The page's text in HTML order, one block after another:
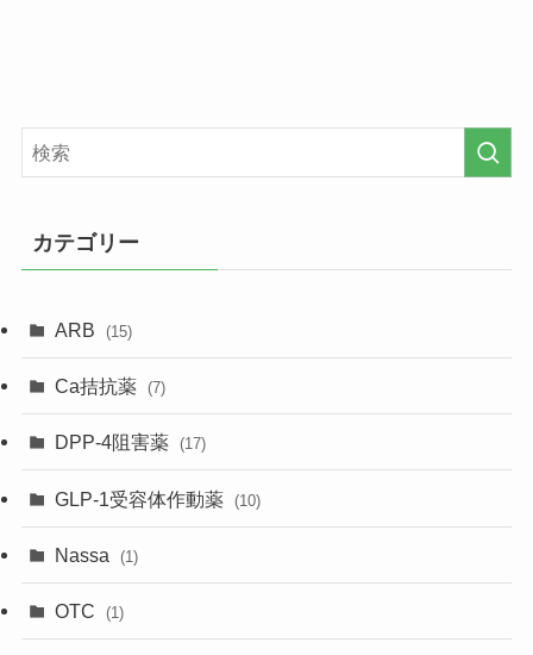
カテゴリー
ARB (15)
Ca拮抗薬 (7)
DPP-4阻害薬 (17)
GLP-1受容体作動薬 (10)
Nassa (1)
OTC (1)